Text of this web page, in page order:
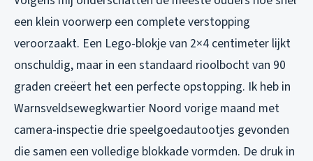
een klein voorwerp een complete verstopping
veroorzaakt. Een Lego-blokje van 2×4 centimeter lijkt
onschuldig, maar in een standaard rioolbocht van 90
graden creëert het een perfecte opstopping. Ik heb in
Warnsveldsewegkwartier Noord vorige maand met
camera-inspectie drie speelgoedautootjes gevonden
die samen een volledige blokkade vormden. De druk in